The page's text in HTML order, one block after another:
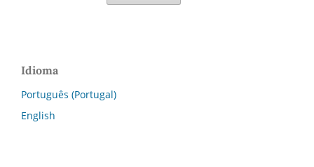
Idioma
Português (Portugal)
English